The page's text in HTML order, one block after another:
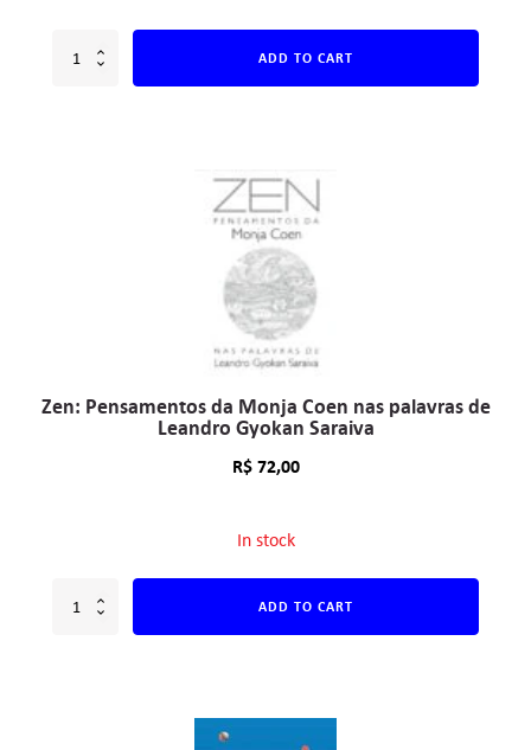
ADD TO CART
Zen: Pensamentos da Monja Coen nas palavras de
Leandro Gyokan Saraiva
R$72,00
In stock
ADD TO CART